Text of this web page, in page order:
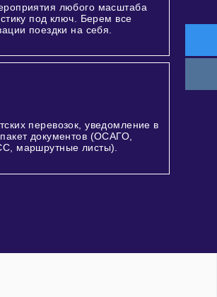
любого масштаба
под ключ. Берем все
поездки на себя.
перевозок, уведомление в
документов (ОСАГО,
маршрутные листы).